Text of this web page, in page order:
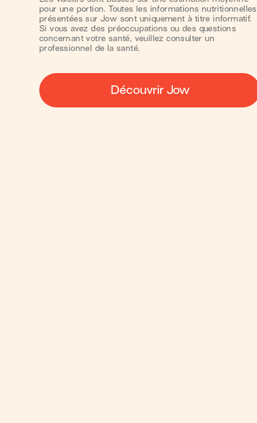
pour une portion. Toutes les informations nutritionnelles
présentées sur Jow sont uniquement à titre informatif.
Si vous avez des préoccupations ou des questions
concernant votre santé, veuillez consulter un
professionnel de la santé.
Découvrir Jow